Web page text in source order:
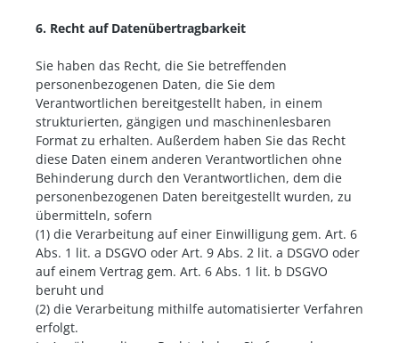
6. Recht auf Datenübertragbarkeit
Sie haben das Recht, die Sie betreffenden
personenbezogenen Daten, die Sie dem
Verantwortlichen bereitgestellt haben, in einem
strukturierten, gängigen und maschinenlesbaren
Format zu erhalten. Außerdem haben Sie das Recht
diese Daten einem anderen Verantwortlichen ohne
Behinderung durch den Verantwortlichen, dem die
personenbezogenen Daten bereitgestellt wurden, zu
übermitteln, sofern
(1) die Verarbeitung auf einer Einwilligung gem. Art. 6
Abs. 1 lit. a DSGVO oder Art. 9 Abs. 2 lit. a DSGVO oder
auf einem Vertrag gem. Art. 6 Abs. 1 lit. b DSGVO
beruht und
(2) die Verarbeitung mithilfe automatisierter Verfahren
erfolgt.